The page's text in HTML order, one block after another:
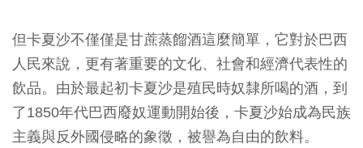
但卡夏沙不僅僅是甘蔗蒸餾酒這麼簡單，它對於巴西
人民來說，更有著重要的文化、社會和經濟代表性的
飲品。由於最起初卡夏沙是殖民時奴隸所喝的酒，到
了1850年代巴西廢奴運動開始後，卡夏沙始成為民族
主義與反外國侵略的象徵，被譽為自由的飲料。